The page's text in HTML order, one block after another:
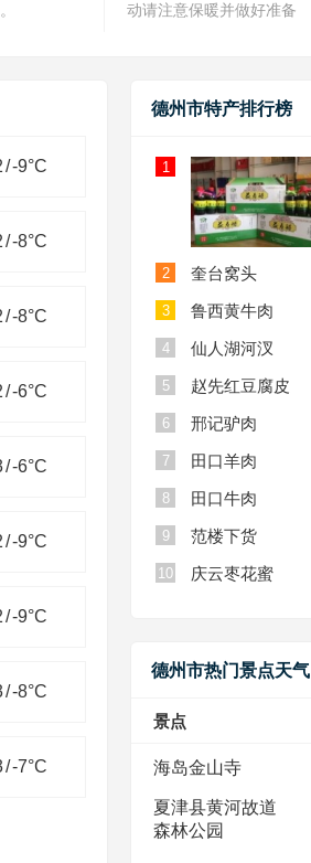
动请注意保暖并做好准备
/-9°C
/-8°C
/-8°C
/-6°C
/-6°C
/-9°C
/-9°C
/-8°C
/-7°C
德州市特产排行榜
1
2 奎台窝头
3 鲁西黄牛肉
4 仙人湖河汊
5 赵先红豆腐皮
6 邢记驴肉
7 田口羊肉
8 田口牛肉
9 范楼下货
10 庆云枣花蜜
德州市热门景点天气
景点
海岛金山寺
夏津县黄河故道
森林公园